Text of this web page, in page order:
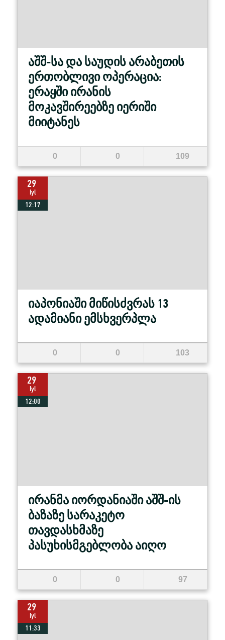
აშშ-სა და საუდის არაბეთის
ერთობლივი ოპერაცია:
ერაყში ირანის
მოკავშირეებზე იერიში
მიიტანეს
0 0 109
29
Iyl
12:17
იაპონიაში მიწისძვრას 13
ადამიანი ემსხვერპლა
0 0 103
29
Iyl
12:00
ირანმა იორდანიაში აშშ-ის
ბაზაზე სარაკეტო
თავდასხმაზე
პასუხისმგებლობა აიღო
0 0 97
29
Iyl
11:33